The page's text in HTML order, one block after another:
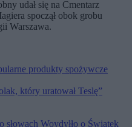
udał się na Cmentarz
spoczął obok grobu
Warszawa.
produkty spożywcze
który uratował Teslę”
słowach Woydyłło o Świątek